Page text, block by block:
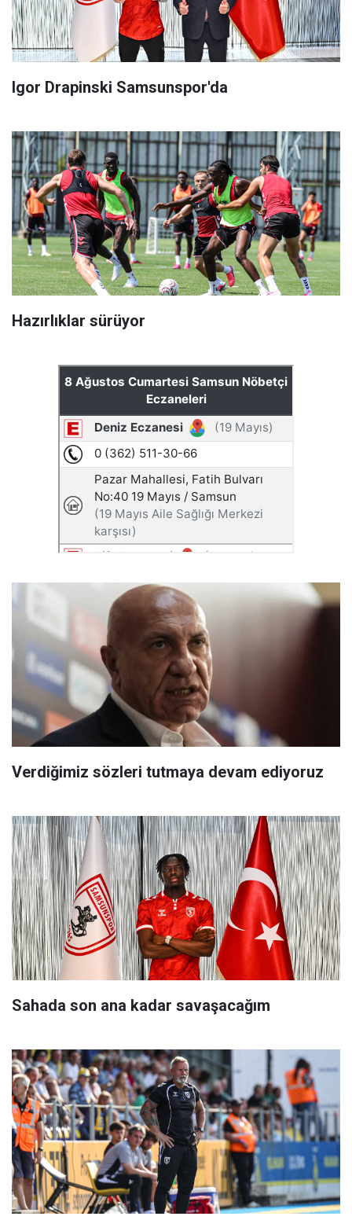
Igor Drapinski Samsunspor'da
Hazırlıklar sürüyor
Verdiğimiz sözleri tutmaya devam ediyoruz
Sahada son ana kadar savaşacağım